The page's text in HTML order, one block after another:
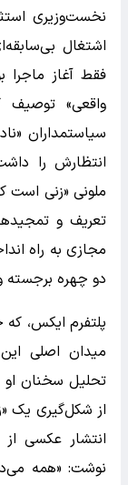
نخست‌وزیری
اشتغال
فقط آغاز ماجرا
واقعی»
سیاستمداران
انتظارش را
ملونی «زنی است
تعریف و
مجازی به راه
دو چهره برجسته
پلتفرم ایکس،
میدان اصلی
تحلیل سخنان او
از شکل‌گیری یک
انتشار عکسی
نوشت: «همه